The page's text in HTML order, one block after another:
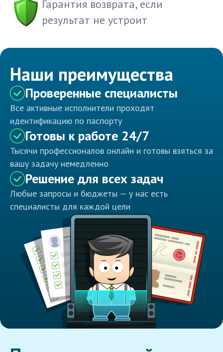
Гарантия возврата, если
результат не устроит
Наши преимущества
Проверенные специалисты
Все активные исполнители проходят
идентификацию по паспорту
Готовы к работе 24/7
Тысячи профессионалов онлайн и готовы взяться за
вашу задачу немедленно
Решение для всех задач
Любые запросы и бюджеты — у нас есть
специалисты для каждой цели